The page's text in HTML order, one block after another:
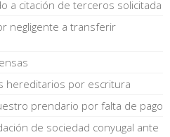
a citación de terceros solicitada
negligente a transferir
hereditarios por escritura
prendario por falta de pago
de sociedad conyugal ante